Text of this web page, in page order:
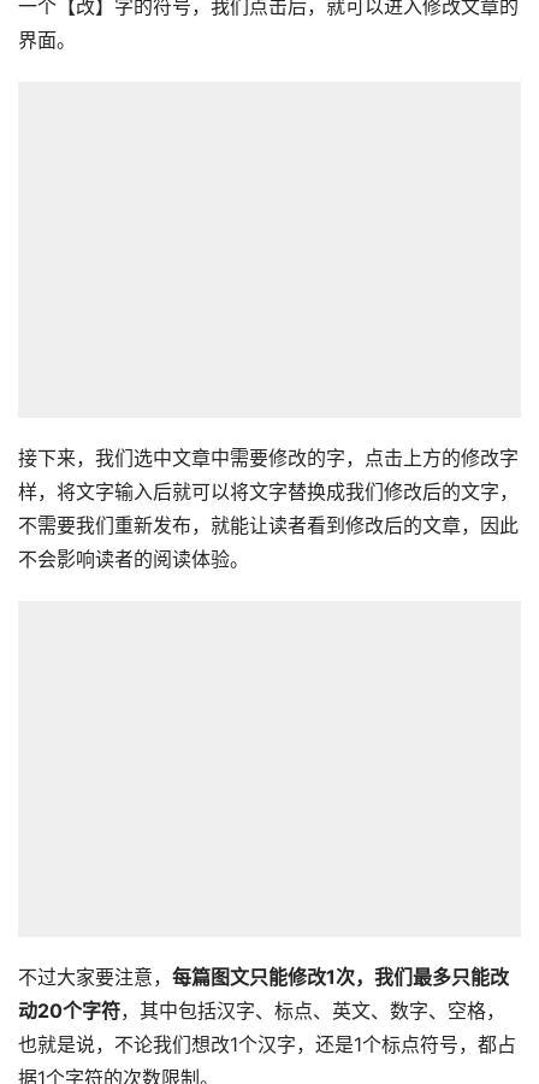
一个【改】字的符号，我们点击后，就可以进入修改文章的
界面。
接下来，我们选中文章中需要修改的字，点击上方的修改字
样，将文字输入后就可以将文字替换成我们修改后的文字，
不需要我们重新发布，就能让读者看到修改后的文章，因此
不会影响读者的阅读体验。
不过大家要注意， 每篇图文只能修改1次，我们最多只能改
动20个字符，其中包括汉字、标点、英文、数字、空格，
也就是说，不论我们想改1个汉字，还是1个标点符号，都占
据1个字符的次数限制。